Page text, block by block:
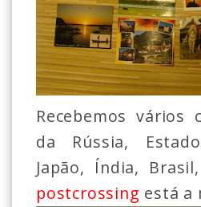
Recebemos vários
da Rússia,
Japão, Índia,
postcrossing está a